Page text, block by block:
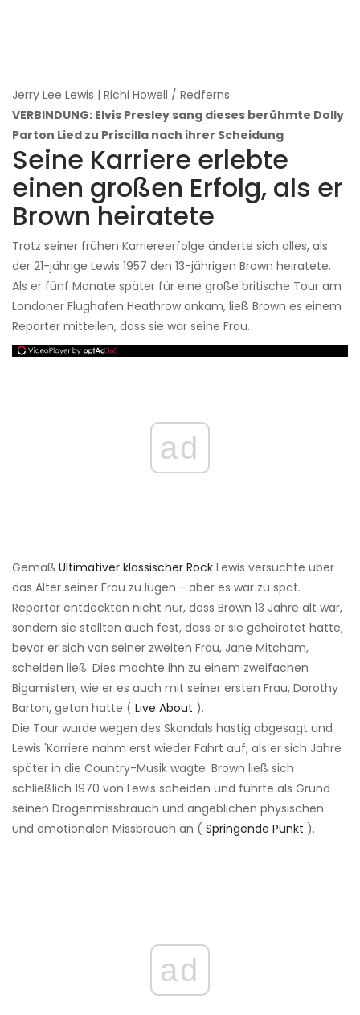
Jerry Lee Lewis | Richi Howell / Redferns
VERBINDUNG: Elvis Presley sang dieses berühmte Dolly
Parton Lied zu Priscilla nach ihrer Scheidung
Seine Karriere erlebte
einen großen Erfolg, als er
Brown heiratete
Trotz seiner frühen Karriereerfolge änderte sich alles, als
der 21-jährige Lewis 1957 den 13-jährigen Brown heiratete.
Als er fünf Monate später für eine große britische Tour am
Londoner Flughafen Heathrow ankam, ließ Brown es einem
Reporter mitteilen, dass sie war seine Frau.
ad
Gemäß Ultimativer klassischer Rock Lewis versuchte über
das Alter seiner Frau zu lügen - aber es war zu spät.
Reporter entdeckten nicht nur, dass Brown 13 Jahre alt war,
sondern sie stellten auch fest, dass er sie geheiratet hatte,
bevor er sich von seiner zweiten Frau, Jane Mitcham,
scheiden ließ. Dies machte ihn zu einem zweifachen
Bigamisten, wie er es auch mit seiner ersten Frau, Dorothy
Barton, getan hatte ( Live About ).
Die Tour wurde wegen des Skandals hastig abgesagt und
Lewis 'Karriere nahm erst wieder Fahrt auf, als er sich Jahre
später in die Country-Musik wagte. Brown ließ sich
schließlich 1970 von Lewis scheiden und führte als Grund
seinen Drogenmissbrauch und angeblichen physischen
und emotionalen Missbrauch an ( Springende Punkt ).
ad